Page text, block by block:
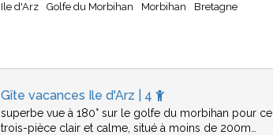
Ile d'Arz Golfe du Morbihan Morbihan Bretagne
Gîte vacances Ile d'Arz | 4
superbe vue à 180° sur le golfe du morbihan pour ce
trois-pièce clair et calme, situé à moins de 200m…